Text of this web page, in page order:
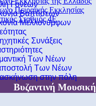
Γονέων
Βαπτίσεων
Μελλονύμφων
Συνάξεις
Των Νέων
Των Νέων
στην πόλη
Πειραϊκής Εκκλησίας
Σταθμός 4Ε
Βυζαντινή Μουσική